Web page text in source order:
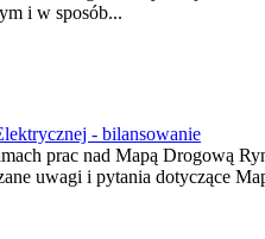
i w sposób...
- bilansowanie
prac nad Mapą Drogową
uwagi i pytania dotyczące